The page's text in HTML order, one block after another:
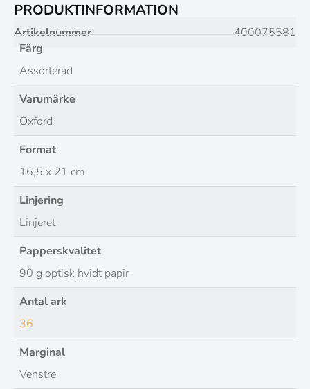
PRODUKTINFORMATION
Artikelnummer
400075581
Färg
Assorterad
Varumärke
Oxford
Format
16,5 x 21 cm
Linjering
Linjeret
Papperskvalitet
90 g optisk hvidt papir
Antal ark
36
Marginal
Venstre